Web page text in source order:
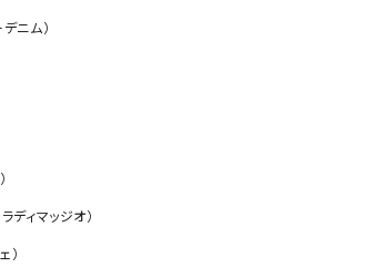
ニム）
ディマッジオ）
）